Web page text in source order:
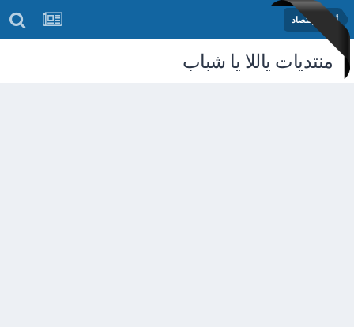
أخبار الإقتصاد
منتديات ياللا يا شباب